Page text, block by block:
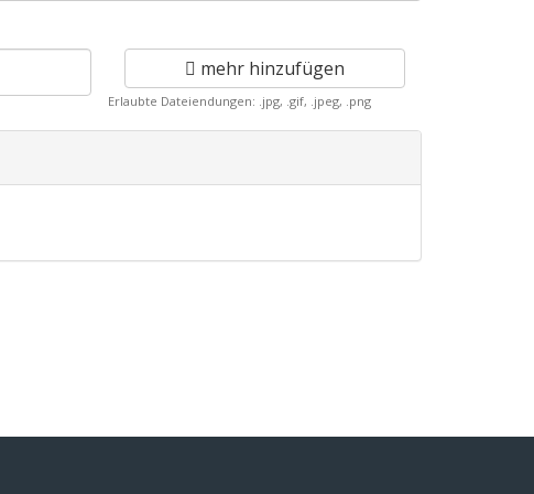
mehr hinzufügen
Erlaubte Dateiendungen: .jpg, .gif, .jpeg, .png